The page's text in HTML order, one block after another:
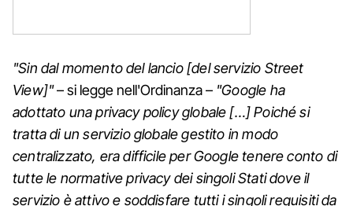
"Sin dal momento del lancio [del servizio Street
View]"– si legge nell'Ordinanza – "Google ha
adottato una privacy policy globale […] Poiché si
tratta di un servizio globale gestito in modo
centralizzato, era difficile per Google tenere conto di
tutte le normative privacy dei singoli Stati dove il
servizio è attivo e soddisfare tutti i singoli requisiti da